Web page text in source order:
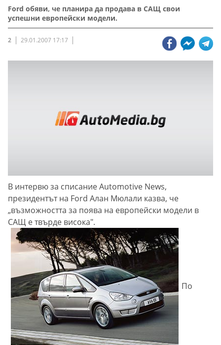
Ford обяви, че планира да продава в САЩ свои
успешни европейски модели.
2 29.01.2007 17:17
В интервю за списание Automotive News,
президентът на Ford Алан Мюлали казва, че
„възможността за поява на европейски модели в
САЩ е твърде висока".
По